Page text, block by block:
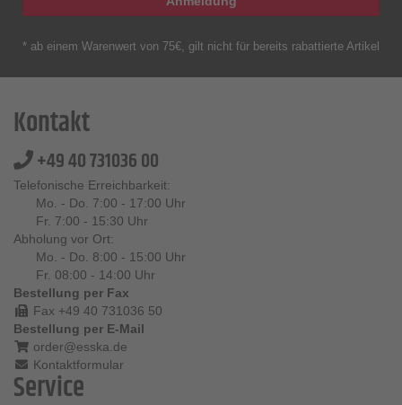
* ab einem Warenwert von 75€, gilt nicht für bereits rabattierte Artikel
Kontakt
+49 40 731036 00
Telefonische Erreichbarkeit:
Mo. - Do. 7:00 - 17:00 Uhr
Fr. 7:00 - 15:30 Uhr
Abholung vor Ort:
Mo. - Do. 8:00 - 15:00 Uhr
Fr. 08:00 - 14:00 Uhr
Bestellung per Fax
Fax +49 40 731036 50
Bestellung per E-Mail
order@esska.de
Kontaktformular
Service